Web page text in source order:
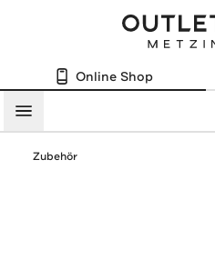
Online Shop
Menü
Zubehör